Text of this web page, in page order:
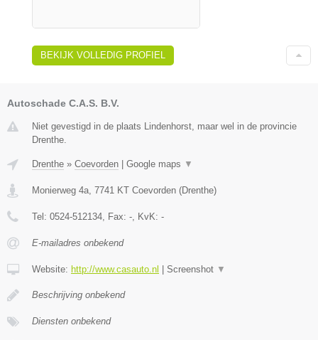
BEKIJK VOLLEDIG PROFIEL
Autoschade C.A.S. B.V.
Niet gevestigd in de plaats Lindenhorst, maar wel in de provincie
Drenthe.
Drenthe » Coevorden | Google maps ▼
Monierweg 4a 7741 KT Coevorden (Drenthe)
Tel: 0524-512134 , Fax: - , KvK: -
E-mailadres onbekend
Website: http://www.casauto.nl | Screenshot ▼
Beschrijving onbekend
Diensten onbekend